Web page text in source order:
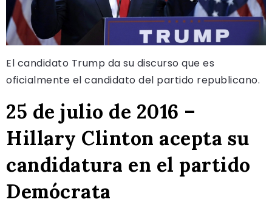
El candidato Trump da su discurso que es
oficialmente el candidato del partido republicano.
25 de julio de 2016 –
Hillary Clinton acepta su
candidatura en el partido
Demócrata